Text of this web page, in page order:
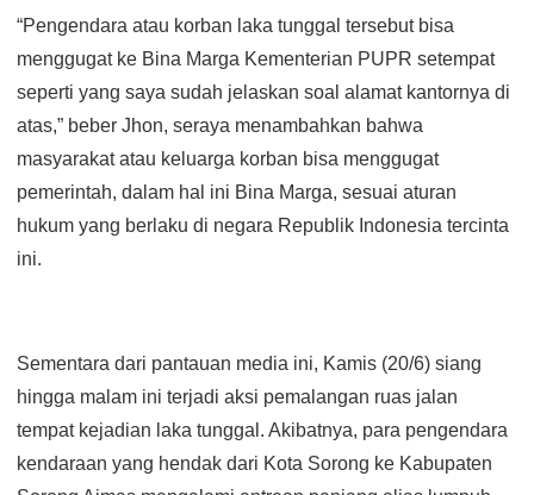
“Pengendara atau korban laka tunggal tersebut bisa
menggugat ke Bina Marga Kementerian PUPR setempat
seperti yang saya sudah jelaskan soal alamat kantornya di
atas,” beber Jhon, seraya menambahkan bahwa
masyarakat atau keluarga korban bisa menggugat
pemerintah, dalam hal ini Bina Marga, sesuai aturan
hukum yang berlaku di negara Republik Indonesia tercinta
ini.
Sementara dari pantauan media ini, Kamis (20/6) siang
hingga malam ini terjadi aksi pemalangan ruas jalan
tempat kejadian laka tunggal. Akibatnya, para pengendara
kendaraan yang hendak dari Kota Sorong ke Kabupaten